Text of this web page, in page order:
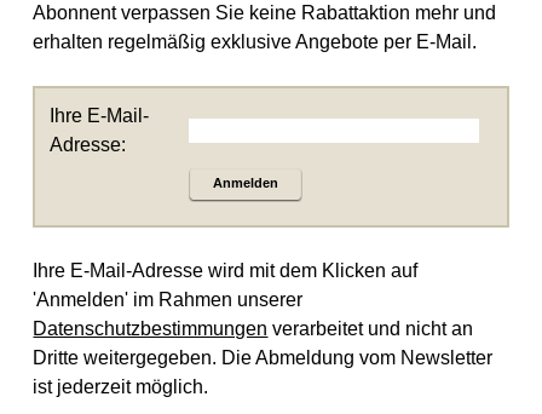
Abonnent verpassen Sie keine Rabattaktion mehr und
erhalten regelmäßig exklusive Angebote per E-Mail.
Ihre E-Mail-
Adresse:
Anmelden
Ihre E-Mail-Adresse wird mit dem Klicken auf
'Anmelden' im Rahmen unserer
Datenschutzbestimmungen verarbeitet und nicht an
Dritte weitergegeben. Die Abmeldung vom Newsletter
ist jederzeit möglich.